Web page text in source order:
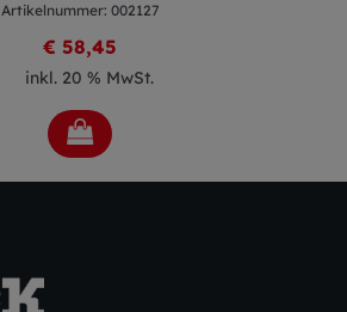
Artikelnummer: 002127
€ 58,45
inkl. 20 % MwSt.